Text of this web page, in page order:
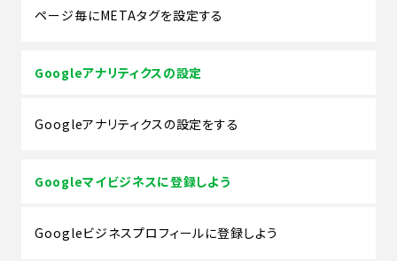
ページ毎にMETAタグを設定する
Googleアナリティクスの設定
Googleアナリティクスの設定をする
Googleマイビジネスに登録しよう
Googleビジネスプロフィールに登録しよう